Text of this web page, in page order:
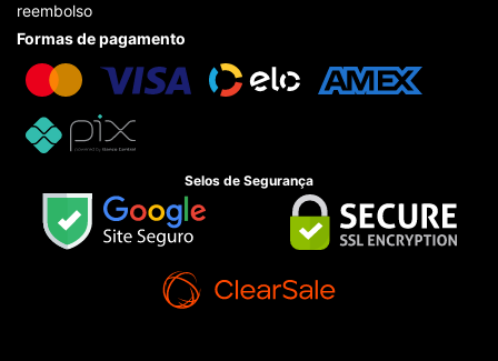
reembolso
Formas de pagamento
Selos de Segurança